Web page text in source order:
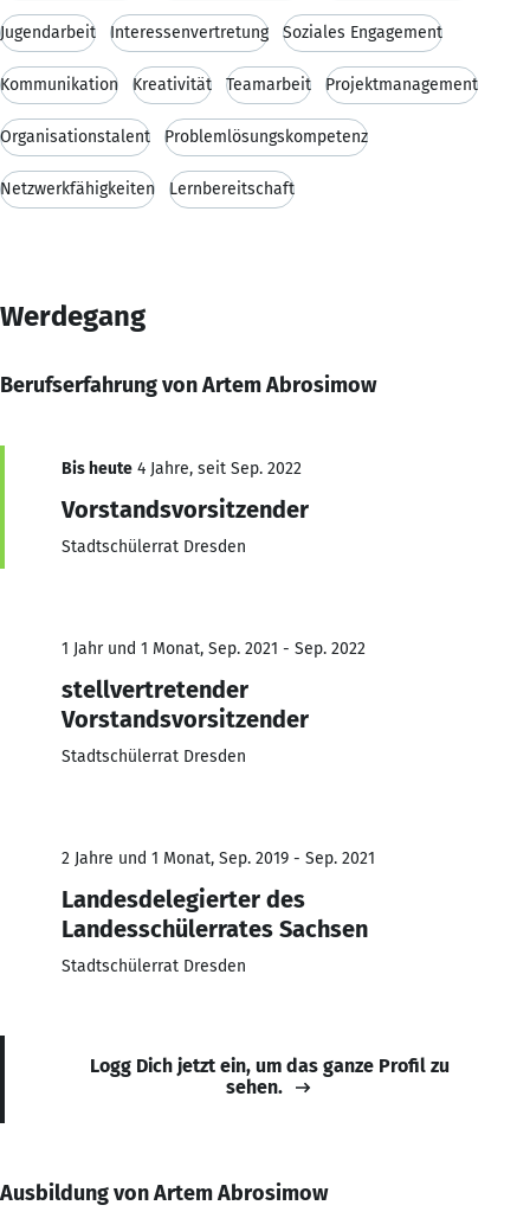
Jugendarbeit Interessenvertretung Soziales Engagement
Kommunikation Kreativität Teamarbeit Projektmanagement
Organisationstalent Problemlösungskompetenz
Netzwerkfähigkeiten Lernbereitschaft
Werdegang
Berufserfahrung von Artem Abrosimow
Bis heute 4 Jahre, seit Sep. 2022
Vorstandsvorsitzender
Stadtschülerrat Dresden
1 Jahr und 1 Monat, Sep. 2021 - Sep. 2022
stellvertretender
Vorstandsvorsitzender
Stadtschülerrat Dresden
2 Jahre und 1 Monat, Sep. 2019 - Sep. 2021
Landesdelegierter des
Landesschülerrates Sachsen
Stadtschülerrat Dresden
Logg Dich jetzt ein, um das ganze Profil zu
sehen.
Ausbildung von Artem Abrosimow